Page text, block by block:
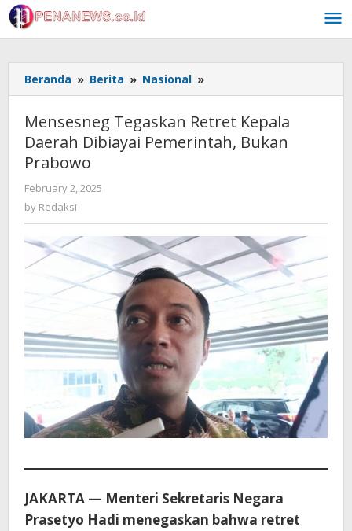
Skip
to
content
Beranda » Berita » Nasional »
Tegaskan
Kepala
Daerah
Mensesneg Tegaskan Retret Kepala
Daerah Dibiayai Pemerintah, Bukan
Prabowo
February 2, 2025
by Redaksi
JAKARTA — Menteri Sekretaris Negara
Prasetyo Hadi menegaskan bahwa retret